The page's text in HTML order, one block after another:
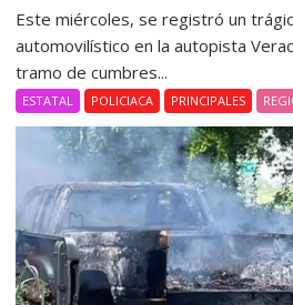
Este miércoles, se registró un
automovilístico en la autopista
tramo de cumbres...
ESTATAL POLICIACA PRINCIPALES